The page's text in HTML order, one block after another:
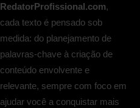
RedatorProfissional.com,
cada texto é pensado sob
medida: do planejamento de
palavras-chave à criação de
conteúdo envolvente e
relevante, sempre com foco em
ajudar você a conquistar mais